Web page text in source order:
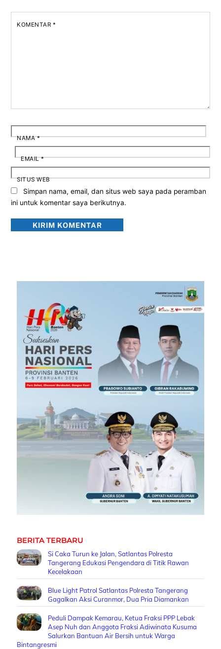
KOMENTAR *
NAMA*
EMAIL*
SITUS WEB
Simpan nama, email, dan situs web saya pada peramban
ini untuk komentar saya berikutnya.
BERITA TERBARU
Si Caka Turun ke Jalan, Satlantas Polresta
Tangerang Edukasi Pengendara di Titik Rawan
Kecelakaan
Blue Light Patrol Satlantas Polresta Tangerang
Gagalkan Aksi Curanmor, Dua Pria Diamankan
Peduli Dampak Kemarau, Ketua Fraksi PPP Lebak
Asep Nuh dan Anggota Fraksi Adiwinata Kusuma
Salurkan Bantuan Air Bersih untuk Warga
Bintangresmi